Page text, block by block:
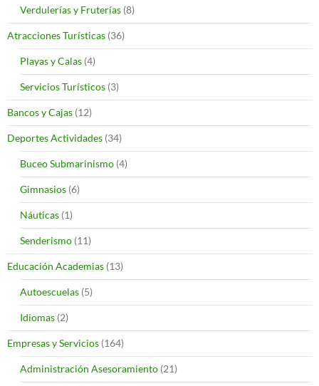
Verdulerías y Fruterías (8)
Atracciones Turísticas (36)
Playas y Calas (4)
Servicios Turísticos (3)
Bancos y Cajas (12)
Deportes Actividades (34)
Buceo Submarinismo (4)
Gimnasios (6)
Náuticas (1)
Senderismo (11)
Educación Academias (13)
Autoescuelas (5)
Idiomas (2)
Empresas y Servicios (164)
Administración Asesoramiento (21)